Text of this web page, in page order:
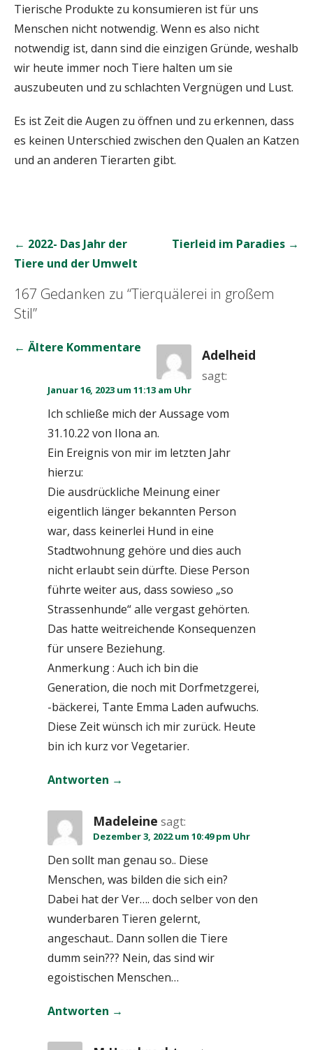
Tierische Produkte zu konsumieren ist für uns
Menschen nicht notwendig. Wenn es also nicht
notwendig ist, dann sind die einzigen Gründe, weshalb
wir heute immer noch Tiere halten um sie
auszubeuten und zu schlachten Vergnügen und Lust.
Es ist Zeit die Augen zu öffnen und zu erkennen, dass
es keinen Unterschied zwischen den Qualen an Katzen
und an anderen Tierarten gibt.
Beitrags-
Navigation
← 2022- Das Jahr der
Tiere und der Umwelt
Tierleid im Paradies →
167 Gedanken zu “Tierquälerei in großem
Stil”
Kommentar-
← Ältere Kommentare Adelheid
sagt:
Januar 16, 2023 um 11:13 am Uhr
Ich schließe mich der Aussage vom
31.10.22 von Ilona an.
Ein Ereignis von mir im letzten Jahr
hierzu:
Die ausdrückliche Meinung einer
eigentlich länger bekannten Person
war, dass keinerlei Hund in eine
Stadtwohnung gehöre und dies auch
nicht erlaubt sein dürfte. Diese Person
führte weiter aus, dass sowieso „so
Strassenhunde“ alle vergast gehörten.
Das hatte weitreichende Konsequenzen
für unsere Beziehung.
Anmerkung : Auch ich bin die
Generation, die noch mit Dorfmetzgerei,
-bäckerei, Tante Emma Laden aufwuchs.
Diese Zeit wünsch ich mir zurück. Heute
bin ich kurz vor Vegetarier.
Antworten
Madeleine sagt:
Dezember 3, 2022 um 10:49 pm Uhr
Den sollt man genau so.. Diese
Menschen, was bilden die sich ein?
Dabei hat der Ver…. doch selber von den
wunderbaren Tieren gelernt,
angeschaut.. Dann sollen die Tiere
dumm sein??? Nein, das sind wir
egoistischen Menschen…
Antworten